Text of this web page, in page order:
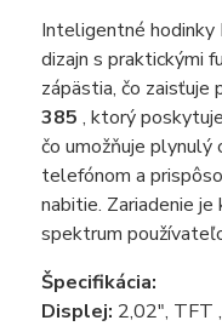
Inteligentné hodinky
dizajn s praktickými
zápästia, čo zaisťuje
385 , ktorý
čo umožňuje plynulý
telefónom a
nabitie. Zariadenie
spektrum
Špecifikácia:
Displej: 2,02", TFT